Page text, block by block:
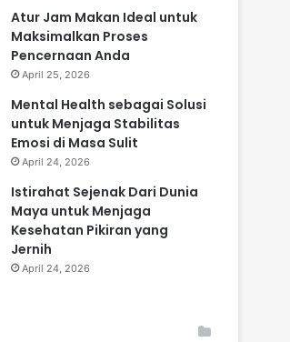
Atur Jam Makan Ideal untuk
Maksimalkan Proses
Pencernaan Anda
April 25, 2026
Mental Health sebagai Solusi
untuk Menjaga Stabilitas
Emosi di Masa Sulit
April 24, 2026
Istirahat Sejenak Dari Dunia
Maya untuk Menjaga
Kesehatan Pikiran yang
Jernih
April 24, 2026